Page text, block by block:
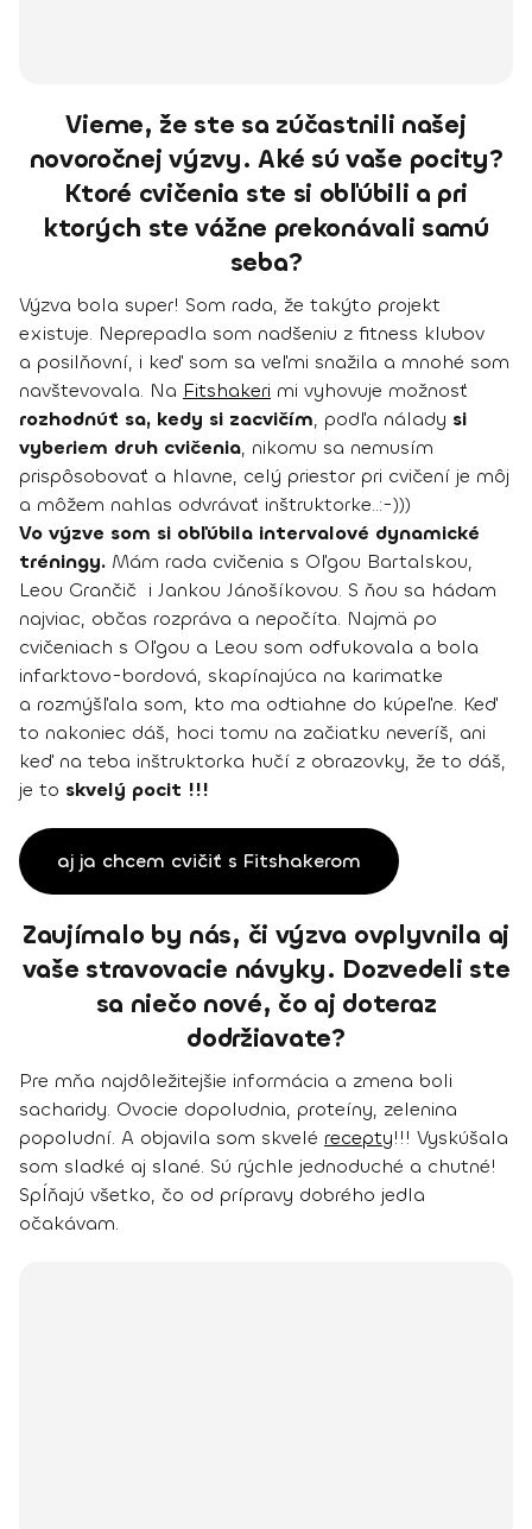
Vieme, že ste sa zúčastnili našej
novoročnej výzvy. Aké sú vaše pocity?
Ktoré cvičenia ste si obľúbili a pri
ktorých ste vážne prekonávali samú
seba?
Výzva bola super! Som rada, že takýto projekt
existuje. Neprepadla som nadšeniu z fitness klubov
a posilňovní, i keď som sa veľmi snažila a mnohé som
navštevovala. Na Fitshakeri mi vyhovuje možnosť
rozhodnúť sa, kedy si zacvičím, podľa nálady si
vyberiem druh cvičenia, nikomu sa nemusím
prispôsobovať a hlavne, celý priestor pri cvičení je môj
a môžem nahlas odvrávať inštruktorke..:-)))
Vo výzve som si obľúbila intervalové dynamické
tréningy. Mám rada cvičenia s Oľgou Bartalskou,
Leou Grančič i Jankou Jánošíkovou. S ňou sa hádam
najviac, občas rozpráva a nepočíta. Najmä po
cvičeniach s Oľgou a Leou som odfukovala a bola
infarktovo-bordová, skapínajúca na karimatke
a rozmýšľala som, kto ma odtiahne do kúpeľne. Keď
to nakoniec dáš, hoci tomu na začiatku neveríš, ani
keď na teba inštruktorka hučí z obrazovky, že to dáš,
je to skvelý pocit !!!
aj ja chcem cvičiť s Fitshakerom
Zaujímalo by nás, či výzva ovplyvnila aj
vaše stravovacie návyky. Dozvedeli ste
sa niečo nové, čo aj doteraz
dodržiavate?
Pre mňa najdôležitejšie informácia a zmena boli
sacharidy. Ovocie dopoludnia, proteíny, zelenina
popoludní. A objavila som skvelé recepty!!! Vyskúšala
som sladké aj slané. Sú rýchle jednoduché a chutné!
Spĺňajú všetko, čo od prípravy dobrého jedla
očakávam.